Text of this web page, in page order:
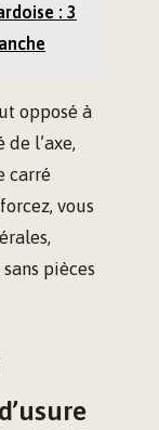
: 3
opposé à
l’axe,
carré
vous
pièces